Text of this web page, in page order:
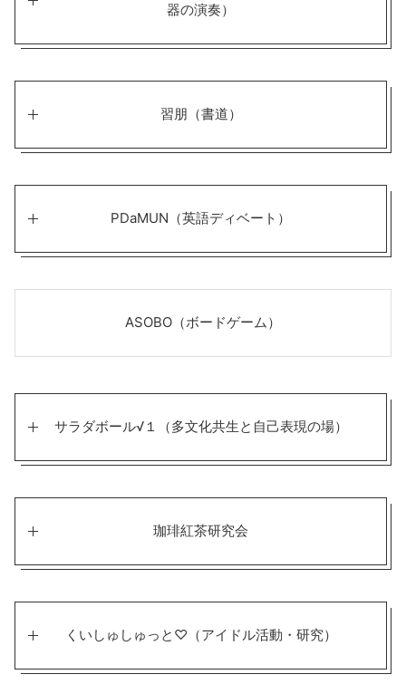
器の演奏）
習朋（書道）
PDaMUN（英語ディベート）
ASOBO（ボードゲーム）
サラダボール√１（多文化共生と自己表現の場）
珈琲紅茶研究会
くいしゅしゅっと♡（アイドル活動・研究）